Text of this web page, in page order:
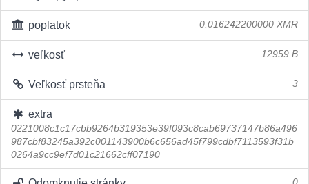
poplatok 0.016242200000 XMR
veľkosť 12959 B
Veľkosť prsteňa 3
extra
0221008c1c17cbb9264b319353e39f093c8cab69737147b86a496
987cbf83245a392c001143900b6c656ad45f799cdbf7113593f31b
0264a9cc9ef7d01c21662cff07190